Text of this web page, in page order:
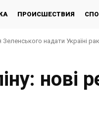
ПРОИСШЕСТВИЯ
Зеленського надати Україні
нові